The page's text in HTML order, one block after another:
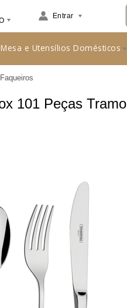
48991224408
Entrar
Mesa e Utensílios Domésticos
Faqueiros
101 Peças